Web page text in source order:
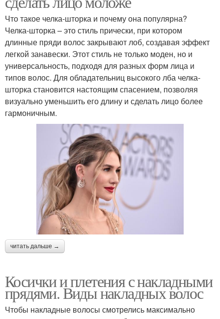
Что такое челка-шторка и почему она популярна?
Челка-шторка – это стиль прически, при котором
длинные пряди волос закрывают лоб, создавая эффект
легкой занавески. Этот стиль не только моден, но и
универсальность, подходя для разных форм лица и
типов волос. Для обладательниц высокого лба челка-
шторка становится настоящим спасением, позволяя
визуально уменьшить его длину и сделать лицо более
гармоничным.
читать дальше →
Косички и плетения с накладными
прядями. Виды накладных волос
Чтобы накладные волосы смотрелись максимально